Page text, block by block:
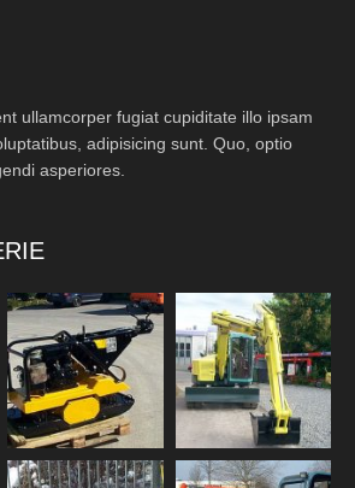
ullamcorper fugiat cupiditate illo ipsam
adipisicing sunt. Quo, optio
asperiores.